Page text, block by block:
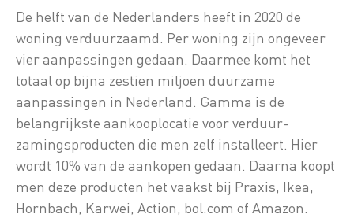
De helft van de Nederlanders heeft in 2020 de
woning verduurzaamd. Per woning zijn ongeveer
vier aanpassingen gedaan. Daarmee komt het
totaal op bijna zestien miljoen duurzame
aanpassingen in Nederland. Gamma is de
belangrijkste aankooplocatie voor verduur-
zamingsproducten die men zelf installeert. Hier
wordt 10% van de aankopen gedaan. Daarna koopt
men deze producten het vaakst bij Praxis, Ikea,
Hornbach, Karwei, Action, bol.com of Amazon.